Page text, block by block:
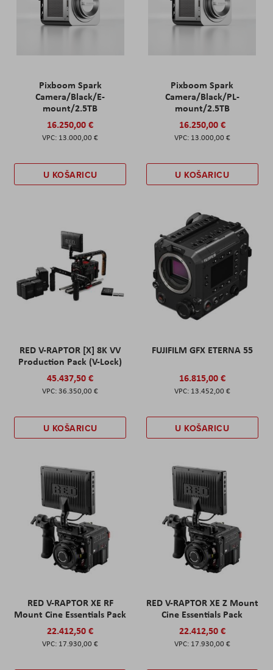
Pixboom Spark
Camera/Black/E-
mount/2.5TB
16.250,00 €
13.000,00 €
U KOŠARICU
Pixboom Spark
Camera/Black/PL-
mount/2.5TB
16.250,00 €
13.000,00 €
U KOŠARICU
RED V-RAPTOR [X] 8K VV
Production Pack (V-Lock)
45.437,50 €
36.350,00 €
U KOŠARICU
FUJIFILM GFX ETERNA 55
16.815,00 €
13.452,00 €
U KOŠARICU
RED V-RAPTOR XE RF
Mount Cine Essentials Pack
22.412,50 €
17.930,00 €
RED V-RAPTOR XE Z Mount
Cine Essentials Pack
22.412,50 €
17.930,00 €